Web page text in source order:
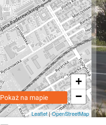
+
−
Leaflet|OpenStreetMap
Pokaż na mapie